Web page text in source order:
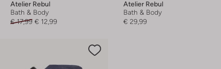
Atelier Rebul
Bath & Body
€ 17,99 € 12,99
Atelier Rebul
Bath & Body
€ 29,99